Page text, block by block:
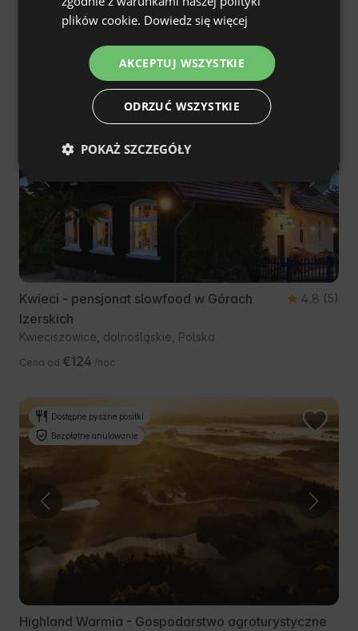
Wólka Szczawińska , mazowieckie, Polska
Śniadanie w cenie
Kwieci - pensjonat slowfood w Górach
Izerskich
4.8 (5)
Kwieciszowice, dolnośląskie, Polska
Cena od €124 /noc
Dostępne pyszne posiłki
Bezpłatne anulowanie
Highland Warmia - Gospodarstwo agroturystyczne
DUTCH
plików cookie. Dowiedz się więcej
AKCEPTUJ WSZYSTKIE
ODRZUĆ WSZYSTKIE
POKAŻ SZCZEGÓŁY